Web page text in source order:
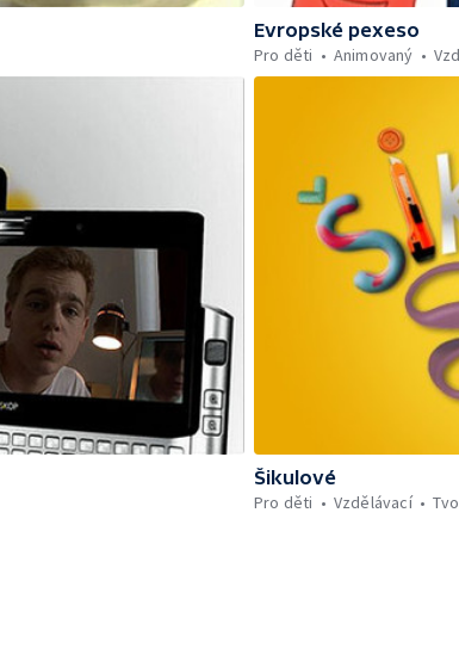
Evropské pexeso
Pro děti
Animovaný
Šikulové
Pro děti
Vzdělávací